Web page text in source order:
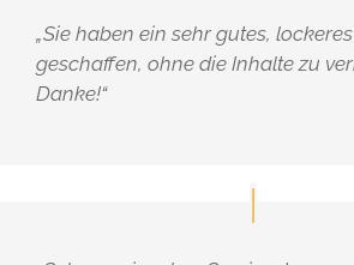
„Sie haben ein sehr gutes,
geschaffen, ohne die Inhalte zu
Danke!“